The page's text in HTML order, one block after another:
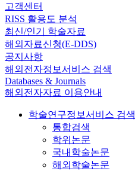
고객센터
RISS 활용도 분석
최신/인기 학술자료
해외자료신청(E-DDS)
공지사항
해외전자정보서비스 검색
Databases & Journals
해외전자자료 이용안내
학술연구정보서비스 검색
통합검색
학위논문
국내학술논문
해외학술논문